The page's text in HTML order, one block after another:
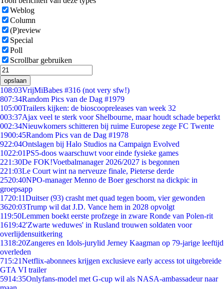
Weblog
Column
(P)review
Special
Poll
Scrollbar gebruiken
opslaan
108:03VrijMiBabes #316 (not very sfw!)
807:34Random Pics van de Dag #1979
105:00Trailers kijken: de bioscoopreleases van week 32
003:37Ajax veel te sterk voor Shelbourne, maar houdt schade beperkt
002:34Nieuwkomers schitteren bij ruime Europese zege FC Twente
1900:45Random Pics van de Dag #1978
922:04Ontslagen bij Halo Studios na Campaign Evolved
1022:01PS5-doos waarschuwt voor einde fysieke games
221:30De FOK!Voetbalmanager 2026/2027 is begonnen
221:03Le Court wint na nerveuze finale, Pieterse derde
2520:40NPO-manager Menno de Boer geschorst na dickpic in
groepsapp
1720:11Duitser (93) crasht met quad tegen boom, vier gewonden
3620:03Trump wil dat J.D. Vance hem in 2028 opvolgt
119:50Lemmen boekt eerste profzege in zware Ronde van Polen-rit
1619:42'Zwarte weduwes' in Rusland trouwen soldaten voor
overlijdensuitkering
1318:20Zangeres en Idols-jurylid Jerney Kaagman op 79-jarige leeftijd
overleden
715:21Netflix-abonnees krijgen exclusieve early access tot uitgebreide
GTA VI trailer
5914:35Onlyfans-model met G-cup wil als NASA-ambassadeur naar